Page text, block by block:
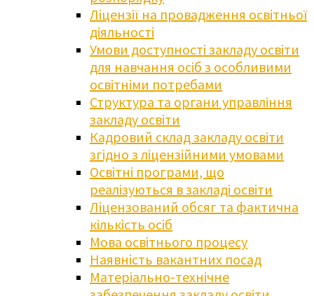
Ліцензії на провадження освітньої
діяльності
Умови доступності закладу освіти
для навчання осіб з особливими
освітніми потребами
Структура та органи управління
закладу освіти
Кадровий склад закладу освіти
згідно з ліцензійними умовами
Освітні програми, що
реалізуються в закладі освіти
Ліцензований обсяг та фактична
кількість осіб
Мова освітнього процесу
Наявність вакантних посад
Матеріально-технічне